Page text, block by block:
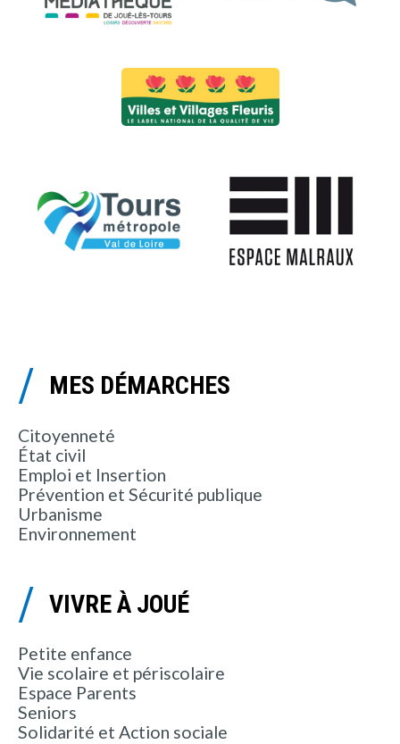
MES DÉMARCHES
Citoyenneté
État civil
Emploi et Insertion
Prévention et Sécurité publique
Urbanisme
Environnement
VIVRE À JOUÉ
Petite enfance
Vie scolaire et périscolaire
Espace Parents
Seniors
Solidarité et Action sociale